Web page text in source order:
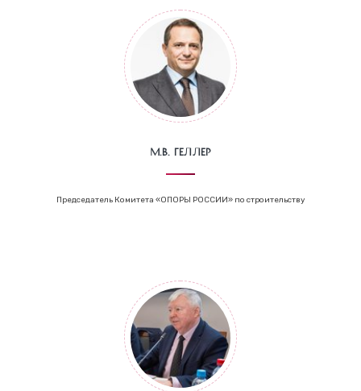
М.В. Геллер
Председатель Комитета «ОПОРЫ РОССИИ» по строительству